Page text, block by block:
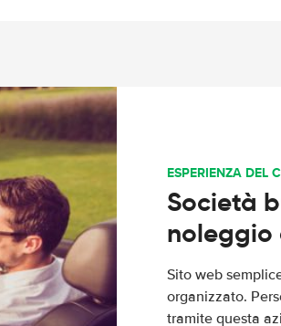
ESPERIENZA DEL
Società
noleggio
Sito web
organizzato.
tramite questa